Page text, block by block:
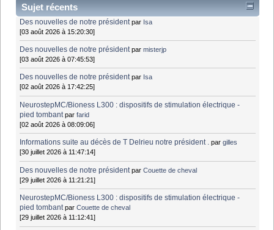
Sujet récents
Des nouvelles de notre président par Isa
[03 août 2026 à 15:20:30]
Des nouvelles de notre président parmisterjp
[03 août 2026 à 07:45:53]
Des nouvelles de notre président par Isa
[02 août 2026 à 17:42:25]
NeurostepMC/Bioness L300 : dispositifs de stimulation électrique -
pied tombant parfarid
[02 août 2026 à 08:09:06]
Informations suite au décès de T Delrieu notre président . pargilles
[30 juillet 2026 à 11:47:14]
Des nouvelles de notre président parCouette de cheval
[29 juillet 2026 à 11:21:21]
NeurostepMC/Bioness L300 : dispositifs de stimulation électrique -
pied tombant parCouette de cheval
[29 juillet 2026 à 11:12:41]